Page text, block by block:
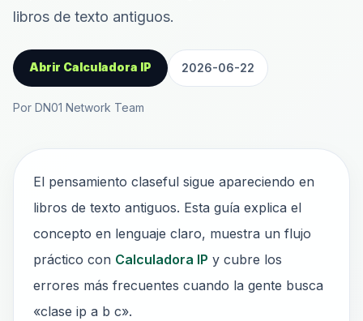
libros de texto antiguos.
Abrir Calculadora IP 2026-06-22
Por DN01 Network Team
El pensamiento claseful sigue apareciendo en
libros de texto antiguos. Esta guía explica el
concepto en lenguaje claro, muestra un flujo
práctico con Calculadora IP y cubre los
errores más frecuentes cuando la gente busca
«clase ip a b c».